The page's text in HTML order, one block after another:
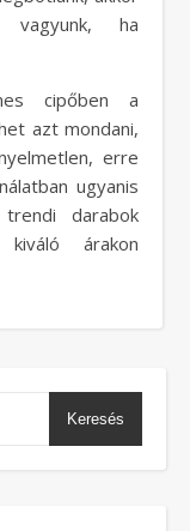
vagyunk, ha
cipőben a
azt mondani,
erre
ugyanis
darabok
árakon
Keresés